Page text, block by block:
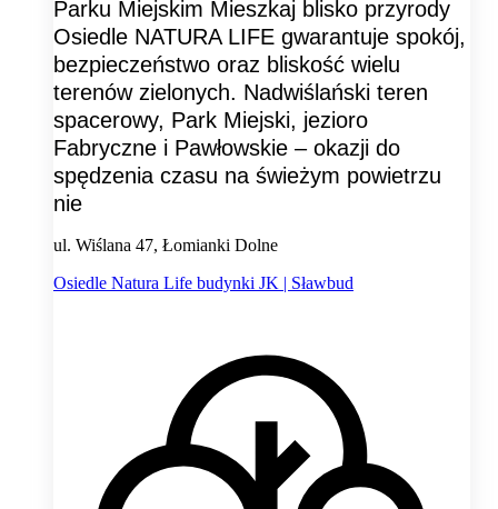
Parku Miejskim Mieszkaj blisko przyrody
Osiedle NATURA LIFE gwarantuje spokój,
bezpieczeństwo oraz bliskość wielu
terenów zielonych. Nadwiślański teren
spacerowy, Park Miejski, jezioro
Fabryczne i Pawłowskie – okazji do
spędzenia czasu na świeżym powietrzu
nie
ul. Wiślana 47, Łomianki Dolne
Osiedle Natura Life budynki JK | Sławbud